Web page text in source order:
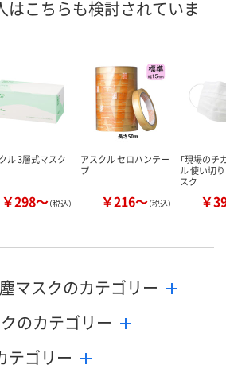
はこちらも検討されていま
ル 3層式マスク
￥298～（税込）
アスクル セロハンテー
プ
￥216～（税込）
「現場のチ
ル 使い切
スク
￥
マスクのカテゴリー
のカテゴリー
テゴリー